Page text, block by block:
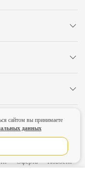
Оферта Новости
сайтом вы принимаете
данных